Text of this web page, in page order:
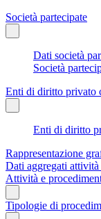
Società partecipate
Dati società
Società
Enti di diritto privato
Enti di diritto
Rappresentazione
Dati aggregati
Attività e
Tipologie di